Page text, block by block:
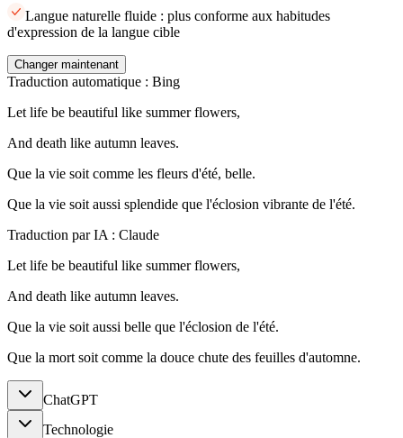
Langue naturelle fluide : plus conforme aux habitudes
d'expression de la langue cible
Changer maintenant
Traduction automatique : Bing
Let life be beautiful like summer flowers,
And death like autumn leaves.
Que la vie soit comme les fleurs d'été, belle.
Que la vie soit aussi splendide que l'éclosion vibrante de l'été.
Traduction par IA : Claude
Let life be beautiful like summer flowers,
And death like autumn leaves.
Que la vie soit aussi belle que l'éclosion de l'été.
Que la mort soit comme la douce chute des feuilles d'automne.
ChatGPT
Technologie